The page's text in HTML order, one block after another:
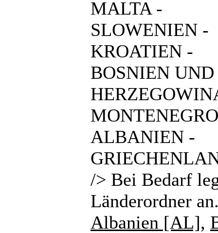
MALTA -
SLOWENIEN -
KROATIEN -
BOSNIEN UND
ALBANIEN -
/> Bei Bedarf
Länderordner
Albanien [AL],